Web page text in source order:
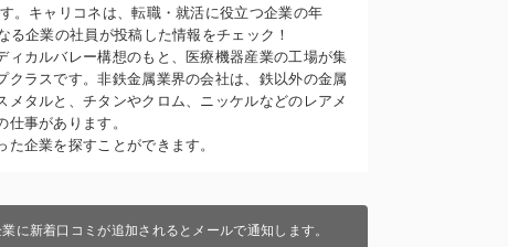
。キャリコネは、転職・就活に役立つ企業の年
企業の社員が投稿した情報をチェック！
カルバレー構想のもと、医療機器産業の工場が集
ラスです。非鉄金属業界の会社は、鉄以外の金属
タルと、チタンやクロム、ニッケルなどのレアメ
事があります。
企業を探すことができます。
に新着口コミが追加されるとメールで通知します。